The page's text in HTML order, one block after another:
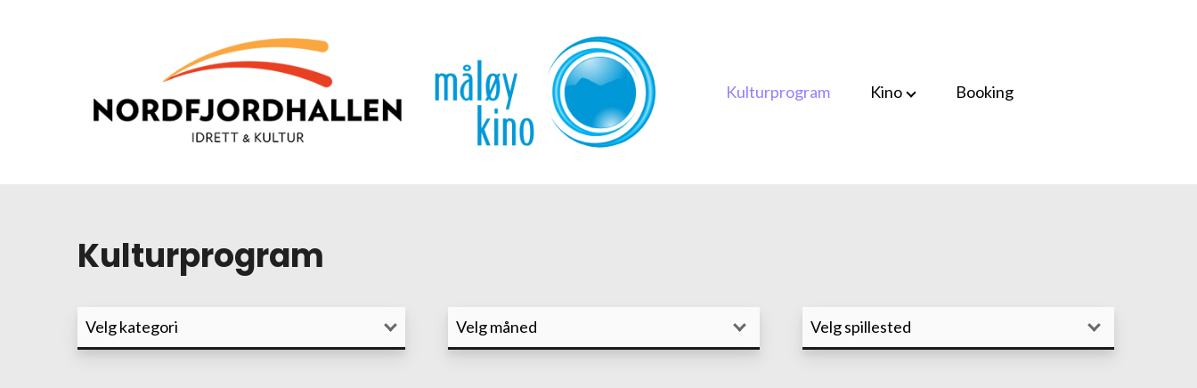
Kulturprogram Kino
Booking
Kulturprogram